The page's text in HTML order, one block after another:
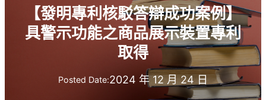
【發明專利核駁答辯成功案例】
具警示功能之商品展示裝置專利
取得
Posted Date:2024 年 12 月 24 日